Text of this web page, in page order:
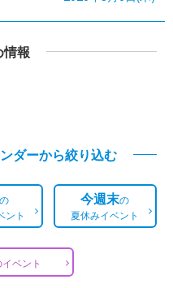
情報
ダーから絞り込む
の
ント
今週末の
夏休みイベント
イベント